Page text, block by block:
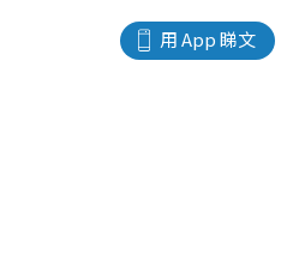
用 App 睇文